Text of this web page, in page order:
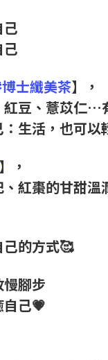
士纖美茶】，
豆、薏苡仁…
生活，也可以
】，
紅棗的甘甜
的方式🥰
腳步
己💗